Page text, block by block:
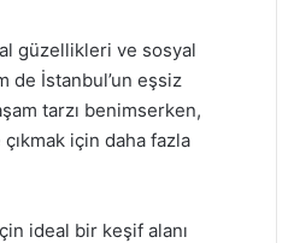
güzellikleri ve sosyal
de İstanbul’un eşsiz
tarzı benimserken,
için daha fazla
ideal bir keşif alanı